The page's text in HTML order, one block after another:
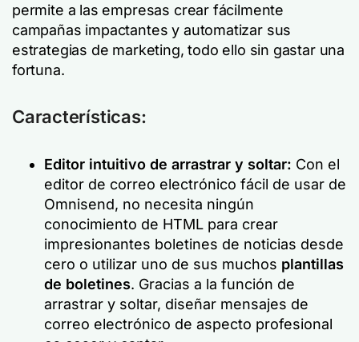
permite a las empresas crear fácilmente
campañas impactantes y automatizar sus
estrategias de marketing, todo ello sin gastar una
fortuna.
Características:
Editor intuitivo de arrastrar y soltar: Con el
editor de correo electrónico fácil de usar de
Omnisend, no necesita ningún
conocimiento de HTML para crear
impresionantes boletines de noticias desde
cero o utilizar uno de sus muchos plantillas
de boletines. Gracias a la función de
arrastrar y soltar, diseñar mensajes de
correo electrónico de aspecto profesional